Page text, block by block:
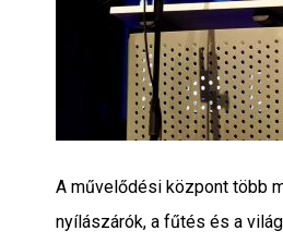
A művelődési központ több
nyílászárók, a fűtés és a